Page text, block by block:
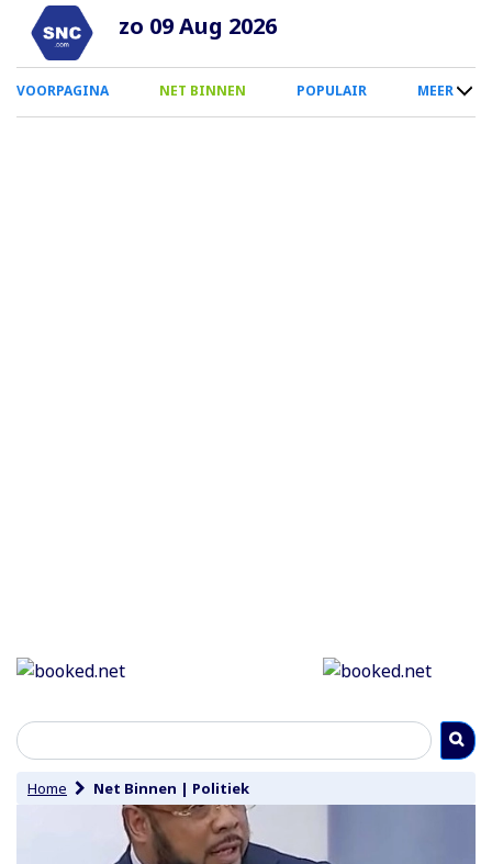
Overslaan
naar
inhoud
zo 09 Aug 2026
0
Smartphone
VOORPAGINA NET BINNEN POPULAIR MEER
Home Net Binnen | Politiek